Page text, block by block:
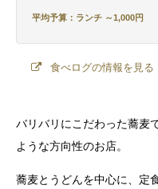
平均予算：ランチ ～1,000円
食べログの情報を見る
バリバリにこだわった蕎麦
ような方向性のお店。
蕎麦とうどんを中心に、定